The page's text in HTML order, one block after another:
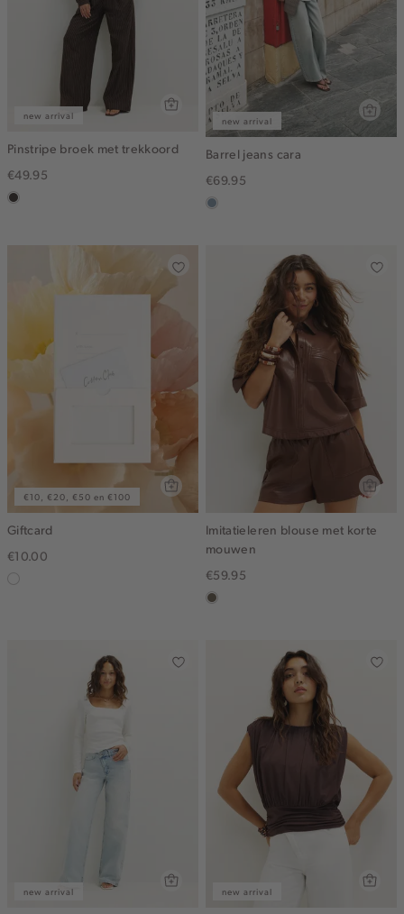
new arrival
Pinstripe broek met trekkoord
€49.95
choco
new arrival
Barrel jeans cara
€69.95
dusty
€10, €20, €50 en €100
Giftcard
€10.00
Imitatieleren blouse met korte
mouwen
€59.95
middenbruin
new arrival new arrival